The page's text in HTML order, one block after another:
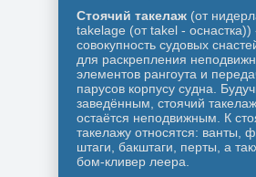
Стоячий такелаж (от
takelage (от takel - оснастка))
совокупность судовых
для раскрепления
элементов рангоута и
парусов корпусу судна.
заведённым, стоячий
остаётся неподвижным. К
такелажу относятся: ванты,
штаги, бакштаги, перты, а
бом-кливер леера.